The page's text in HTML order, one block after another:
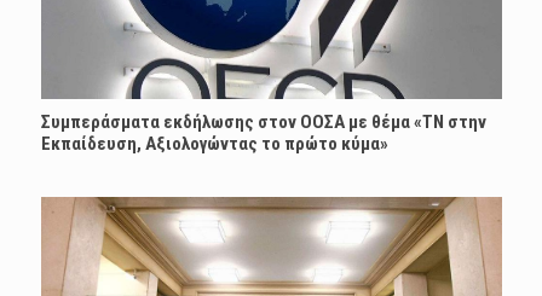
Συμπεράσματα εκδήλωσης στον ΟΟΣΑ με θέμα «ΤΝ στην
Εκπαίδευση, Αξιολογώντας το πρώτο κύμα»